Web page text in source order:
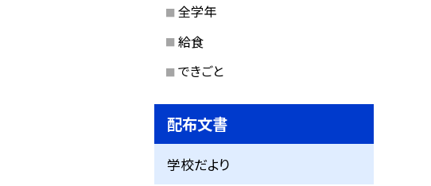
全学年
給食
できごと
配布文書
学校だより